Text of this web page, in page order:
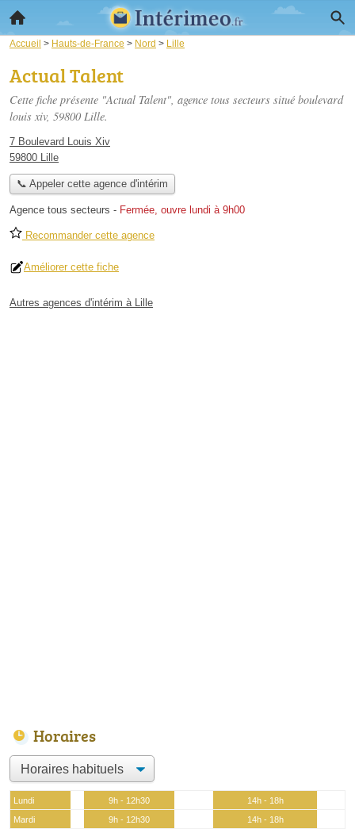
Accueil > Hauts-de-France > Nord > Lille
Actual Talent
Cette fiche présente "Actual Talent", agence tous secteurs situé boulevard
louis xiv, 59800 Lille.
7 Boulevard Louis Xiv
59800 Lille
📞 Appeler cette agence d'intérim
Agence tous secteurs - Fermée, ouvre lundi à 9h00
Recommander cette agence
Améliorer cette fiche
Autres agences d'intérim à Lille
Horaires
Lundi 9h - 12h30
14h - 18h
Mardi
9h - 12h30
14h - 18h